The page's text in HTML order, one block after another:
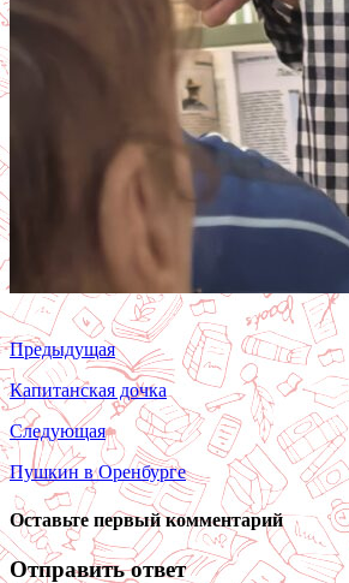
Предыдущая
Капитанская дочка
Следующая
Пушкин в Оренбурге
Оставьте первый комментарий
Отправить ответ